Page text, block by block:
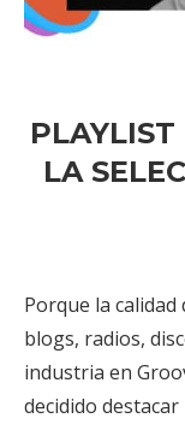
LA
Porque la
blogs, radios,
industria en
decidido